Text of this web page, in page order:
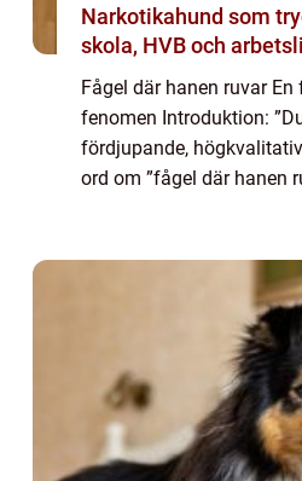
Narkotikahund som
skola, HVB och
Fågel där hanen ruvar
fenomen Introduktion:
fördjupande,
ord om ”fågel där hanen